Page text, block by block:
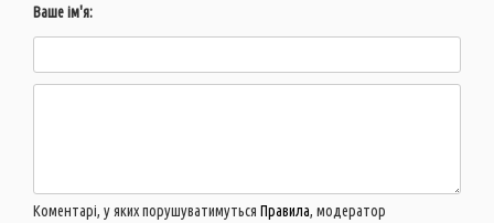
Ваше ім'я:
Коментарі, у яких порушуватимуться Правила, модератор